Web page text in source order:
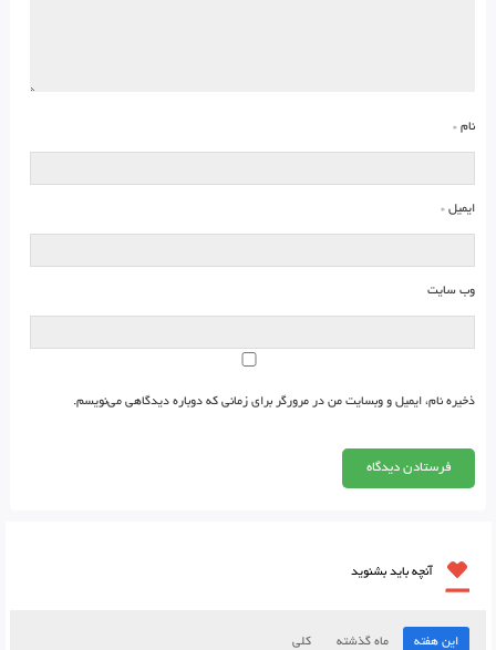
نام *
ایمیل *
وب‌ سایت
ذخیره نام، ایمیل و وبسایت من در مرورگر برای زمانی که دوباره دیدگاهی می‌نویسم.
آنچه باید بشنوید
این هفته ماه گذشته کلی